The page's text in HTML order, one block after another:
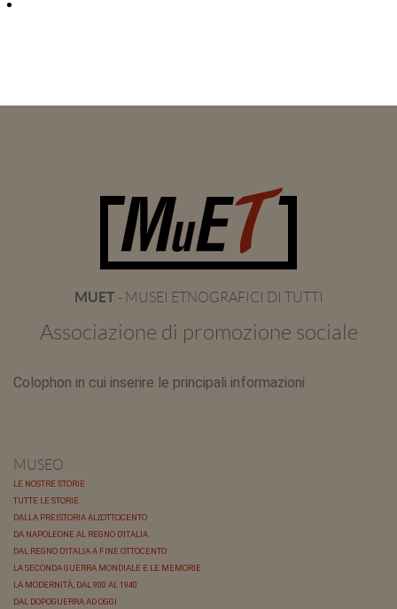
MUET - MUSEI ETNOGRAFICI DI TUTTI
Associazione di promozione sociale
Colophon in cui inserire le principali informazioni
MUSEO
LE NOSTRE STORIE
TUTTE LE STORIE
DALLA PREISTORIA ALL'OTTOCENTO
DA NAPOLEONE AL REGNO D'ITALIA
DAL REGNO D'ITALIA A FINE OTTOCENTO
LA SECONDA GUERRA MONDIALE E LE MEMORIE
LA MODERNITÀ, DAL 900 AL 1940
DAL DOPOGUERRA AD OGGI